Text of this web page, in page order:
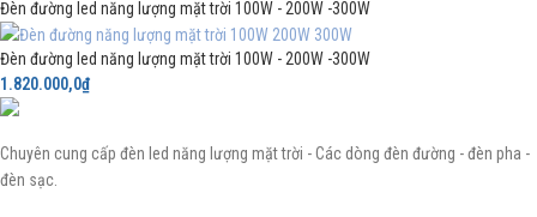
Đèn đường led năng lượng mặt trời 100W - 200W -300W
Đèn đường led năng lượng mặt trời 100W - 200W -300W
1.820.000,0₫
Chuyên cung cấp đèn led năng lượng mặt trời - Các dòng đèn đường - đèn pha -
đèn sạc.